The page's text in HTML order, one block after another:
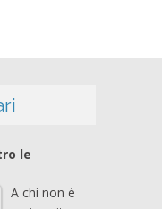
le
A chi non è